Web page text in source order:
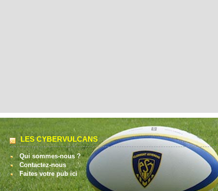
LES CYBERVULCANS
Qui sommes-nous ?
Contactez-nous
Faites votre pub ici